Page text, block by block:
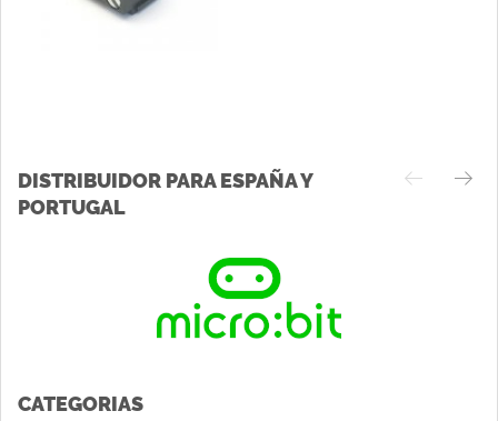
DISTRIBUIDOR PARA ESPAÑA Y
PORTUGAL
CATEGORIAS